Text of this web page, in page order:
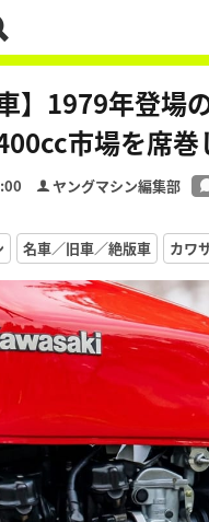
】1979年登
市場を席巻
ヤングマシン編集部
名車／旧車／絶版車 カワ